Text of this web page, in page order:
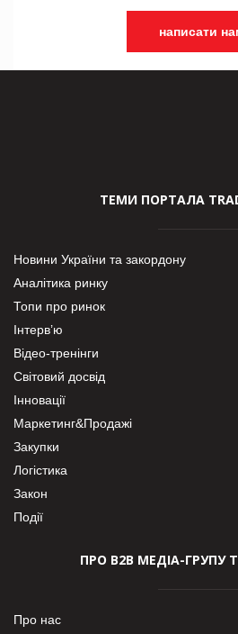
написати
ТЕМИ ПОРТАЛА
Новини України та закордону
Аналітика ринку
Топи про ринок
Інтерв’ю
Відео-тренінги
Світовий досвід
Інновації
Маркетинг&Продажі
Закупки
Логістика
Закон
Події
ПРО В2В МЕДІА-ГРУПУ
Про нас